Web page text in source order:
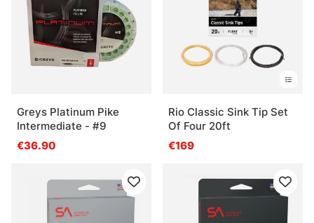
Greys Platinum Pike
Intermediate - #9
€36.90
Rio Classic Sink Tip Set
Of Four 20ft
€169